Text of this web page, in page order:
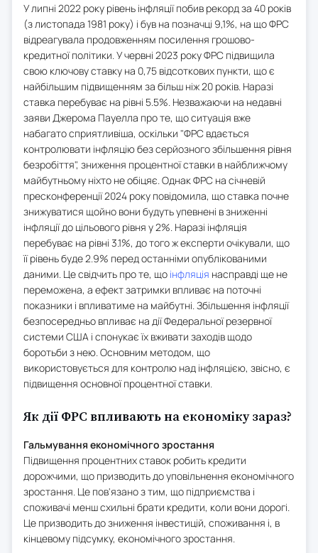
У липні 2022 року рівень інфляції побив рекорд за 40 років
(з листопада 1981 року) і був на позначці 9,1%, на що ФРС
відреагувала продовженням посилення грошово-
кредитної політики. У червні 2023 року ФРС підвищила
свою ключову ставку на 0,75 відсоткових пункти, що є
найбільшим підвищенням за більш ніж 20 років. Наразі
ставка перебуває на рівні 5.5%. Незважаючи на недавні
заяви Джерома Пауелла про те, що ситуація вже
набагато сприятливіша, оскільки "ФРС вдається
контролювати інфляцію без серйозного збільшення рівня
безробіття", зниження процентної ставки в найближчому
майбутньому ніхто не обіцяє. Однак ФРС на січневій
пресконференції 2024 року повідомила, що ставка почне
знижуватися щойно вони будуть упевнені в зниженні
інфляції до цільового рівня у 2%. Наразі інфляція
перебуває на рівні 3.1%, до того ж експерти очікували, що
її рівень буде 2.9% перед останніми опублікованими
даними. Це свідчить про те, що інфляція насправді ще не
переможена, а ефект затримки впливає на поточні
показники і впливатиме на майбутні. Збільшення інфляції
безпосередньо впливає на дії Федеральної резервної
системи США і спонукає їх вживати заходів щодо
боротьби з нею. Основним методом, що
використовується для контролю над інфляцією, звісно, є
підвищення основної процентної ставки.
Як дії ФРС впливають на економіку зараз?
Гальмування економічного зростання
Підвищення процентних ставок робить кредити
дорожчими, що призводить до уповільнення економічного
зростання. Це пов'язано з тим, що підприємства і
споживачі менш схильні брати кредити, коли вони дорогі.
Це призводить до зниження інвестицій, споживання і, в
кінцевому підсумку, економічного зростання.